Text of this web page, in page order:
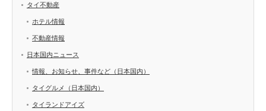
タイ不動産
ホテル情報
不動産情報
日本国内ニュース
情報、お知らせ、事件など（日本国内）
タイグルメ（日本国内）
タイランドアイズ